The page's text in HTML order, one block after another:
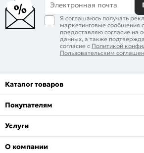
Электронная почта
Я соглашаюсь получать
маркетинговые сообщения
предоставляю согласие на
данных, а также
согласие с Политикой
Пользовательским
Каталог товаров
Покупателям
Услуги
О компании